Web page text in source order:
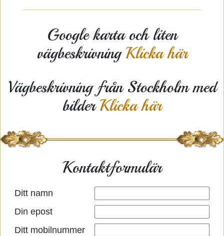
Google karta och liten
vägbeskrivningKlicka här
Vägbeskrivning från Stockholm med
bilderKlicka här
Kontaktformulär
Ditt namn
Din epost
Ditt mobilnummer